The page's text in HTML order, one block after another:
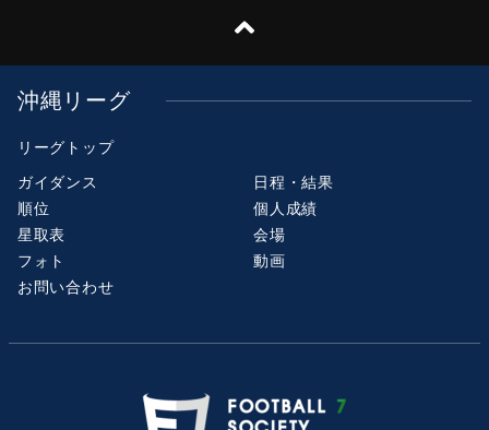
沖縄リーグ
リーグトップ
ガイダンス
日程・結果
順位
個人成績
星取表
会場
フォト
動画
お問い合わせ